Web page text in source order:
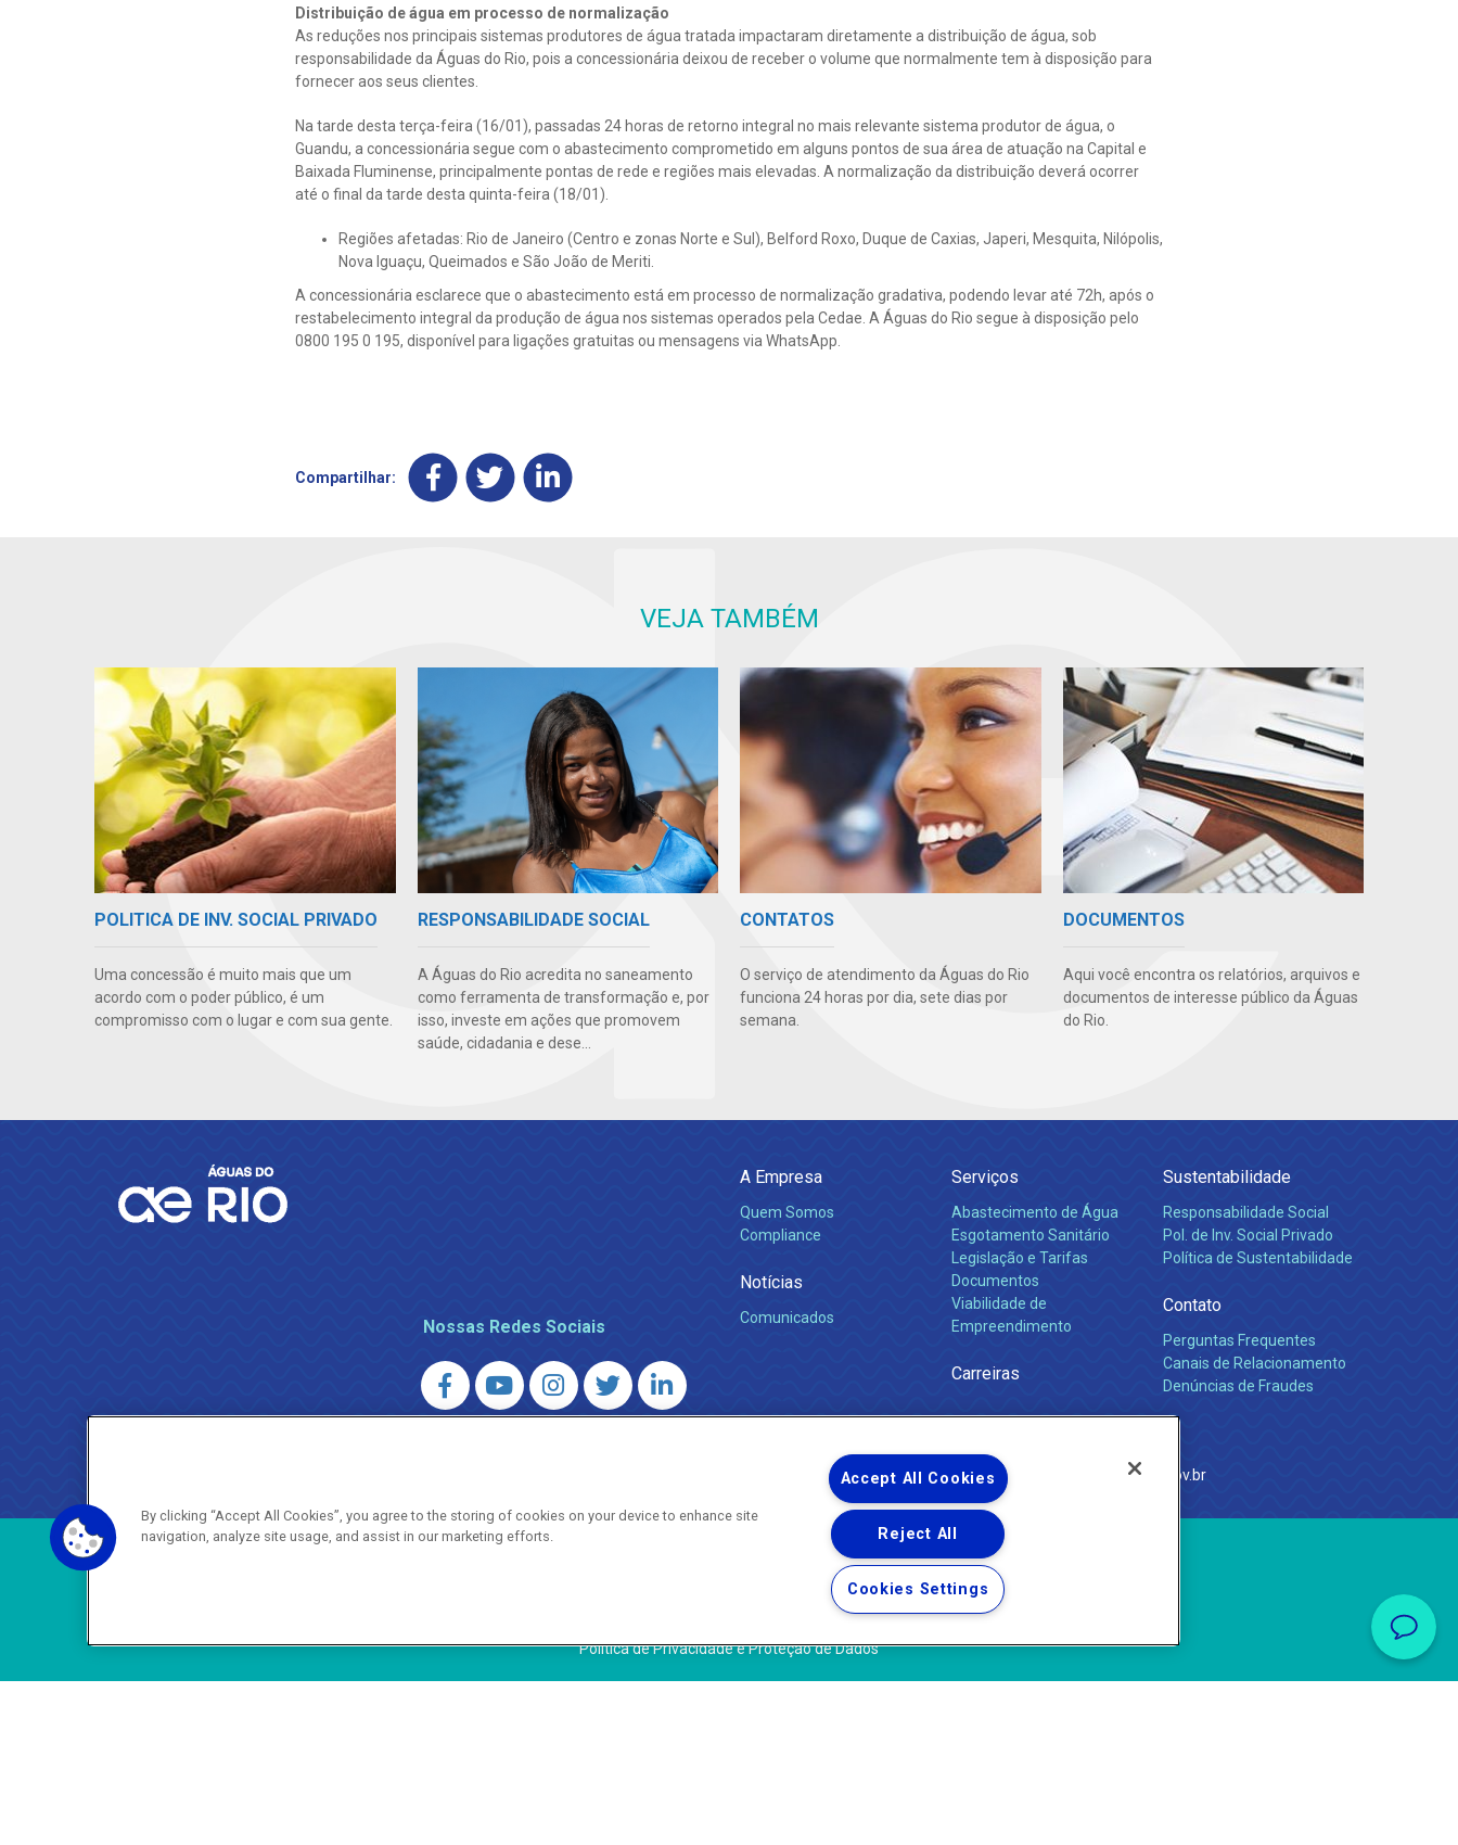
Distribuição de água em processo de normalização
As reduções nos principais sistemas produtores de água tratada impactaram diretamente a distribuição de água, sob
responsabilidade da Águas do Rio, pois a concessionária deixou de receber o volume que normalmente tem à disposição para
fornecer aos seus clientes.
Na tarde desta terça-feira (16/01), passadas 24 horas de retorno integral no mais relevante sistema produtor de água, o
Guandu, a concessionária segue com o abastecimento comprometido em alguns pontos de sua área de atuação na Capital e
Baixada Fluminense, principalmente pontas de rede e regiões mais elevadas. A normalização da distribuição deverá ocorrer
até o final da tarde desta quinta-feira (18/01).
Regiões afetadas: Rio de Janeiro (Centro e zonas Norte e Sul), Belford Roxo, Duque de Caxias, Japeri, Mesquita, Nilópolis,
Nova Iguaçu, Queimados e São João de Meriti.
A concessionária esclarece que o abastecimento está em processo de normalização gradativa, podendo levar até 72h, após o
restabelecimento integral da produção de água nos sistemas operados pela Cedae. A Águas do Rio segue à disposição pelo
0800 195 0 195, disponível para ligações gratuitas ou mensagens via WhatsApp.
Compartilhar:
VEJA TAMBÉM
POLITICA DE INV. SOCIAL PRIVADO
Uma concessão é muito mais que um
acordo com o poder público, é um
compromisso com o lugar e com sua gente.
RESPONSABILIDADE SOCIAL
A Águas do Rio acredita no saneamento
como ferramenta de transformação e, por
isso, investe em ações que promovem
saúde, cidadania e dese...
CONTATOS
O serviço de atendimento da Águas do Rio
funciona 24 horas por dia, sete dias por
semana.
DOCUMENTOS
Aqui você encontra os relatórios, arquivos e
documentos de interesse público da Águas
do Rio.
Nossas Redes Sociais
A Empresa
Quem Somos
Compliance
Notícias
Comunicados
Serviços
Abastecimento de Água
Esgotamento Sanitário
Legislação e Tarifas
Documentos
Viabilidade de
Empreendimento
Carreiras
Sustentabilidade
Responsabilidade Social
Pol. de Inv. Social Privado
Política de Sustentabilidade
Contato
Perguntas Frequentes
Canais de Relacionamento
Denúncias de Fraudes
AGENERSA – Agência Reguladora de Energia e Saneamento do Estado do Rio de Janeiro
ouvidoria.agenersa@gmail.com http://www.agenersa.rj.gov.br
Copyright ® 2026 - Todos os Direitos Reservados.
Política de Privacidade e Proteção de Dados
By clicking “Accept All Cookies”, you agree to the storing of cookies on your device to enhance site
navigation, analyze site usage, and assist in our marketing efforts.
Accept All Cookies
Reject All
Cookies Settings